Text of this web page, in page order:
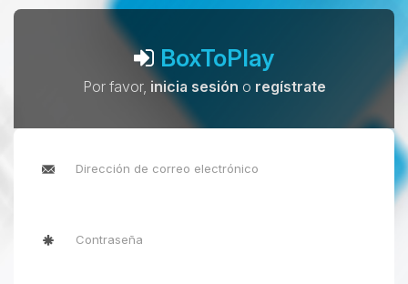
BoxToPlay
Por favor, inicia sesión o regístrate